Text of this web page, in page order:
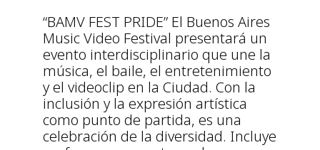
“BAMV FEST PRIDE” El Buenos Aires
Music Video Festival presentará un
evento interdisciplinario que une la
música, el baile, el entretenimiento
y el videoclip en la Ciudad. Con la
inclusión y la expresión artística
como punto de partida, es una
celebración de la diversidad. Incluye